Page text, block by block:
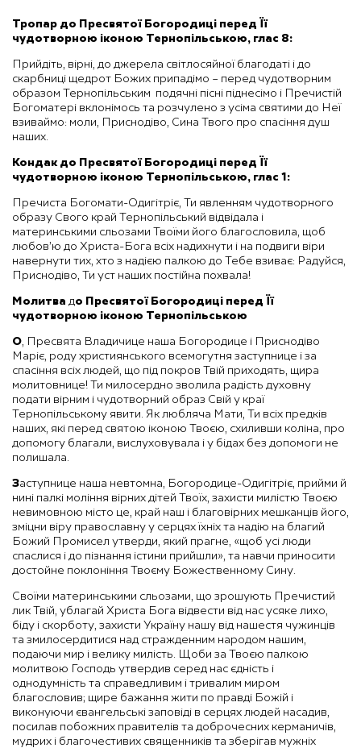
Тропар до Пресвятої Богородиці перед Її
чудотворною іконою Тернопільською, глас 8:
Прийдіть, вірні, до джерела світлосяйної благодаті і до
скарбниці щедрот Божих припадімо – перед чудотворним
образом Тернопільським подячні пісні піднесімо і Пречистій
Богоматері вклонімось та розчулено з усіма святими до Неї
взиваймо: моли, Приснодіво, Сина Твого про спасіння душ
наших.
Кондак до Пресвятої Богородиці перед Її
чудотворною іконою Тернопільською, глас 1:
Пречиста Богомати-Одигітріє, Ти явленням чудотворного
образу Свого край Тернопільський відвідала і
материнськими сльозами Твоїми його благословила, щоб
любов’ю до Христа-Бога всіх надихнути і на подвиги віри
навернути тих, хто з надією палкою до Тебе взиває: Радуйся,
Приснодіво, Ти уст наших постійна похвала!
Молитва до Пресвятої Богородиці перед Її
чудотворною іконою Тернопільською
О, Пресвята Владичице наша Богородице і Приснодіво
Маріє, роду християнського всемогутня заступнице і за
спасіння всіх людей, що під покров Твій приходять, щира
молитовнице! Ти милосердно зволила радість духовну
подати вірним і чудотворний образ Свій у краї
Тернопільському явити. Як любляча Мати, Ти всіх предків
наших, які перед святою іконою Твоєю, схиливши коліна, про
допомогу благали, вислуховувала і у бідах без допомоги не
полишала.
Заступнице наша невтомна, Богородице-Одигітріє, прийми й
нині палкі моління вірних дітей Твоїх, захисти милістю Твоєю
невимовною місто це, край наш і благовірних мешканців його,
зміцни віру православну у серцях їхніх та надію на благий
Божий Промисел утверди, який прагне, «щоб усі люди
спаслися і до пізнання істини прийшли», та навчи приносити
достойне поклоніння Твоєму Божественному Сину.
Своїми материнськими сльозами, що зрошують Пречистий
лик Твій, ублагай Христа Бога відвести від нас усяке лихо,
біду і скорботу, захисти Україну нашу від нашестя чужинців
та змилосердитися над стражденним народом нашим,
подаючи мир і велику милість. Щоби за Твоєю палкою
молитвою Господь утвердив серед нас єдність і
однодумність та справедливим і тривалим миром
благословив; щире бажання жити по правді Божій і
виконуючи євангельські заповіді в серцях людей насадив,
посилав побожних правителів та доброчесних керманичів,
мудрих і благочестивих священників та зберігав мужніх